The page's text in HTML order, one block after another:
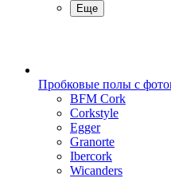
Еще
Пробковые полы с
BFM Cork
Corkstyle
Egger
Granorte
Ibercork
Wicanders